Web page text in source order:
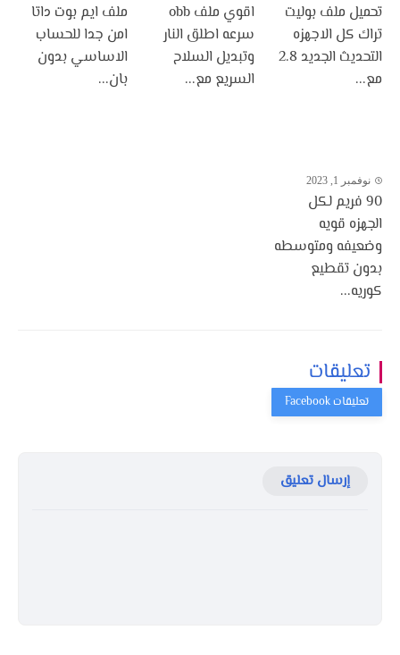
تحميل ملف بوليت
تراك كل الاجهزه
التحديث الجديد 2.8
مع...
اقوي ملف obb
سرعه اطلق النار
وتبديل السلاح
السريع مع...
ملف ايم بوت داتا
امن جدا للحساب
الاساسي بدون
بان...
نوفمبر 1, 2023
90 فريم لكل
الجهزه قويه
وضعيفه ومتوسطه
بدون تقطيع
كوريه...
تعليقات
إرسال تعليق